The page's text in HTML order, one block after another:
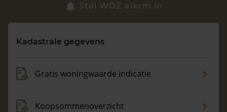
Maandag t/m vrijdag - 08:00 -18:00
Stel WOZ alarm in
Kadastrale gegevens
Gratis woningwaarde indicatie
Koopsommenoverzicht